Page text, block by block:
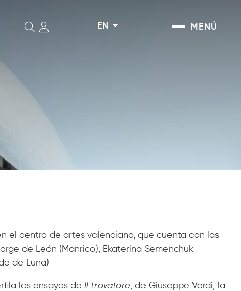
MENÚ
EN
el centro de artes valenciano, que cuenta con las
de León (Manrico), Ekaterina Semenchuk
de Luna)
los ensayos de Il trovatore, de Giuseppe Verdi, la